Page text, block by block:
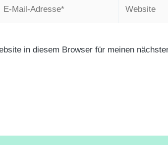
in diesem Browser für meinen